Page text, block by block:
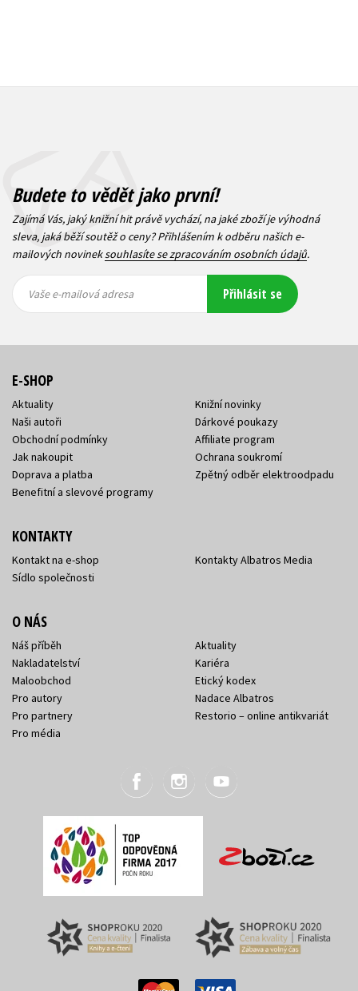
Budete to vědět jako první!
Zajímá Vás, jaký knižní hit právě vychází, na jaké zboží je výhodná
sleva, jaká běží soutěž o ceny? Přihlášením k odběru našich e-
mailových novineksouhlasíte se zpracováním osobních údajů.
mailová
mailová
Vaše e-mailová adresa Přihlásit se
E-SHOP
Aktuality
Naši autoři
Obchodní podmínky
Jak nakoupit
Doprava a platba
Benefitní a slevové programy
Knižní novinky
Dárkové poukazy
Affiliate program
Ochrana soukromí
Zpětný odběr elektroodpadu
KONTAKTY
Kontakt na e-shop
Sídlo společnosti
Kontakty Albatros Media
O NÁS
Náš příběh
Nakladatelství
Maloobchod
Pro autory
Pro partnery
Pro média
Aktuality
Kariéra
Etický kodex
Nadace Albatros
Restorio – online antikvariát